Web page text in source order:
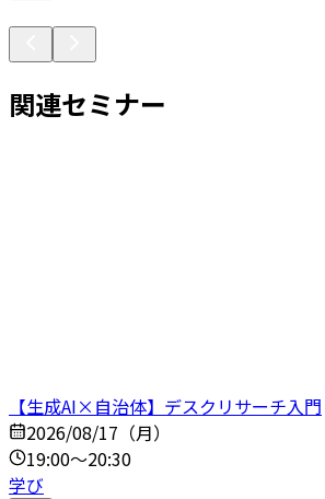
関連セミナー
【生成AI×自治体】デスクリサーチ入門
2026/08/17（月）
19:00～20:30
学び